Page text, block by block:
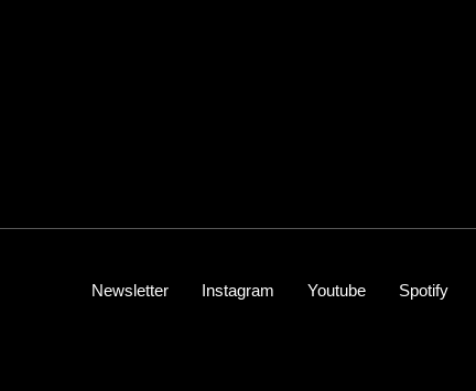
Newsletter Instagram Youtube Spotify